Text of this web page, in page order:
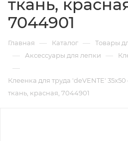
ткань,
7044901
Главная — Каталог — Товары
— Аксессуары для лепки —
—
Клеенка для труда 'deVENTE'
ткань, красная, 7044901